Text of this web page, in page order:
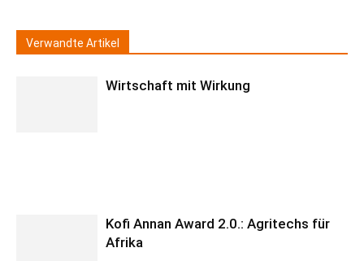
Verwandte Artikel
Wirtschaft mit Wirkung
Kofi Annan Award 2.0.: Agritechs für
Afrika